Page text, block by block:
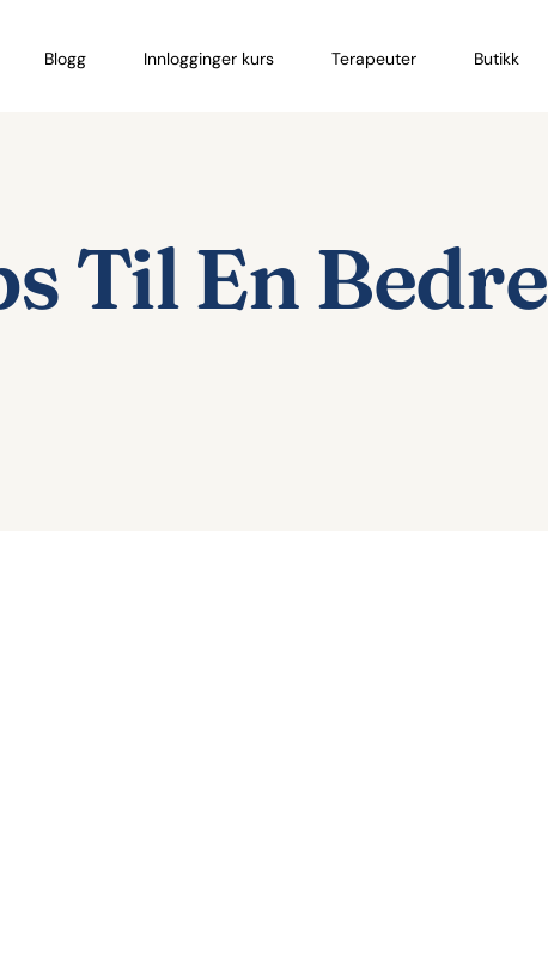
Blogg Innlogginger kurs Terapeuter Butikk
Til En Bedre